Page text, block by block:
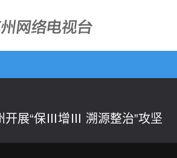
开展“保Ⅲ增Ⅲ 溯源整治”攻坚